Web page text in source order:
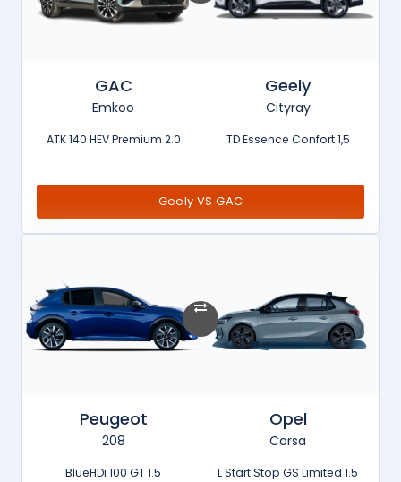
Geely
Cityray
1,5 TD Essence Confort
GAC
Emkoo
2.0 ATK 140 HEV Premium
Geely VS GAC
Opel
Corsa
1.5 L Start Stop GS Limited
Peugeot
208
1.5 BlueHDi 100 GT